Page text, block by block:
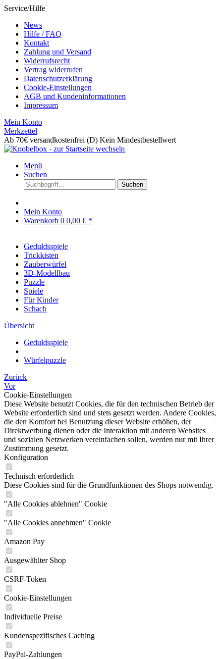
Service/Hilfe
News
Hilfe / FAQ
Kontakt
Zahlung und Versand
Widerrufsrecht
Vertrag widerrufen
Datenschutzerklärung
Cookie-Einstellungen
AGB und Kundeninformationen
Impressum
Mein Konto
Merkzettel
Ab 70€ versandkostenfrei (D) Kein Mindestbestellwert
Menü
Suchen
Suchen
Mein Konto
Warenkorb 0 0,00 € *
Geduldsspiele
Trickkisten
Zauberwürfel
3D-Modellbau
Puzzle
Spiele
Für Kinder
Schach
Übersicht
Geduldsspiele
Würfelpuzzle
Zurück
Vor
Cookie-Einstellungen
Diese Website benutzt Cookies, die für den technischen Betrieb der
Website erforderlich sind und stets gesetzt werden. Andere Cookies,
die den Komfort bei Benutzung dieser Website erhöhen, der
Direktwerbung dienen oder die Interaktion mit anderen Websites
und sozialen Netzwerken vereinfachen sollen, werden nur mit Ihrer
Zustimmung gesetzt.
Konfiguration
Technisch erforderlich
Diese Cookies sind für die Grundfunktionen des Shops notwendig.
"Alle Cookies ablehnen" Cookie
"Alle Cookies annehmen" Cookie
Amazon Pay
Ausgewählter Shop
CSRF-Token
Cookie-Einstellungen
Individuelle Preise
Kundenspezifisches Caching
PayPal-Zahlungen